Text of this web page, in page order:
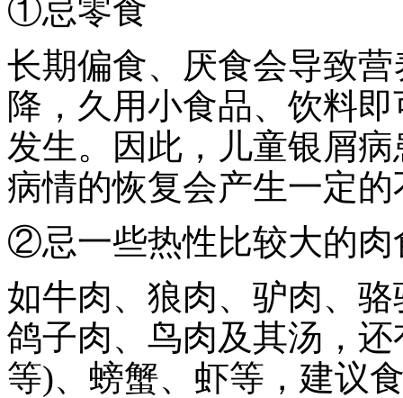
①忌零食
长期偏食、厌食会导致
降，久用小食品、饮料
发生。因此，儿童银屑
病情的恢复会产生一定
②忌一些热性比较大的肉
如牛肉、狼肉、驴肉、
鸽子肉、鸟肉及其汤，
等)、螃蟹、虾等，建议